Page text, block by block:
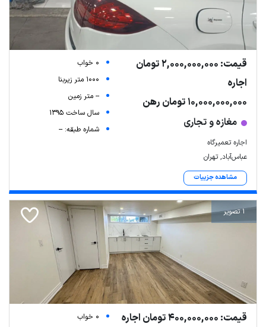
قیمت: 2,000,000,000 تومان
اجاره
10,000,000,000 تومان رهن
مغازه و تجاری
اجاره تعمیرگاه
عباس‌آباد, تهران
مشاهده جزییات
0 خواب
1000 متر زیربنا
-- متر زمین
سال ساخت 1395
شماره طبقه: --
1 تصویر
قیمت: 400,000,000 تومان اجاره
0 خواب